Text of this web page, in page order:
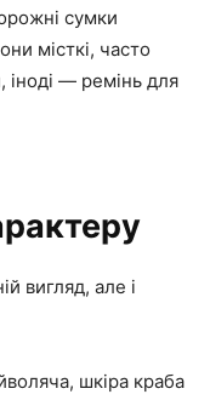
сумки
місткі, часто
іноді — ремінь для
вигляд, але і
шкіра краба